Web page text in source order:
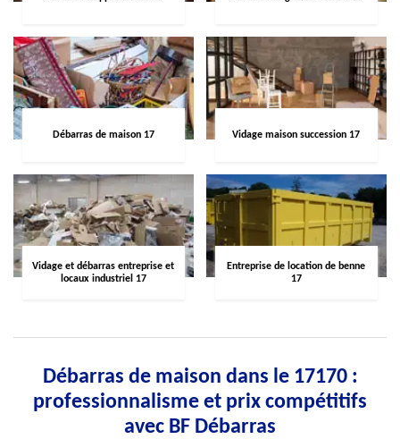
Débarras de maison 17 Vidage maison succession 17
Vidage et débarras entreprise et
locaux industriel 17
Entreprise de location de benne
17
Débarras de maison dans le 17170 :
professionnalisme et prix compétitifs
avec BF Débarras